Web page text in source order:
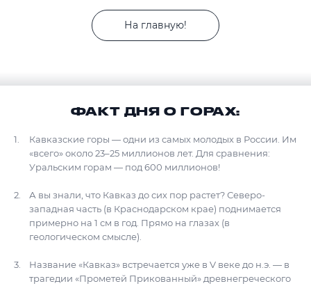
На главную!
ФАКТ ДНЯ О ГОРАХ:
Кавказские горы — одни из самых молодых в России. Им
«всего» около 23–25 миллионов лет. Для сравнения:
Уральским горам — под 600 миллионов!
А вы знали, что Кавказ до сих пор растет? Северо-
западная часть (в Краснодарском крае) поднимается
примерно на 1 см в год. Прямо на глазах (в
геологическом смысле).
Название «Кавказ» встречается уже в V веке до н.э. — в
трагедии «Прометей Прикованный» древнегреческого